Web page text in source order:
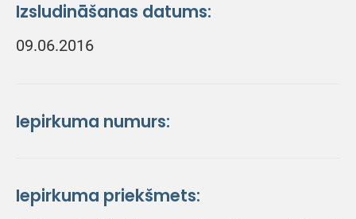
Izsludināšanas datums:
09.06.2016
Iepirkuma numurs:
Iepirkuma priekšmets: